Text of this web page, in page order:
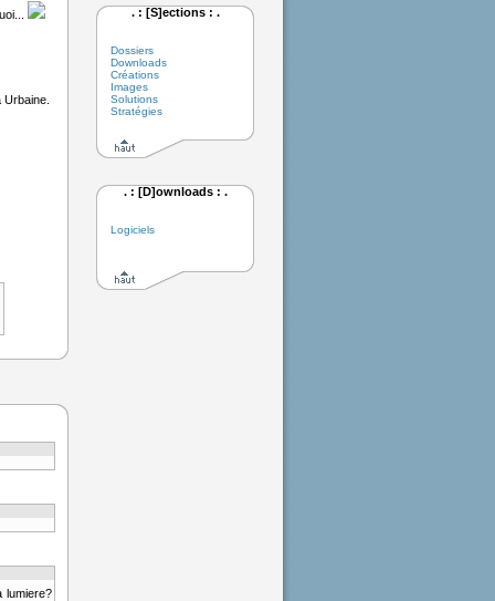
lumiere?
. : [S]ections : .
Dossiers
Downloads
Créations
Images
Solutions
Stratégies
. : [D]ownloads : .
Logiciels